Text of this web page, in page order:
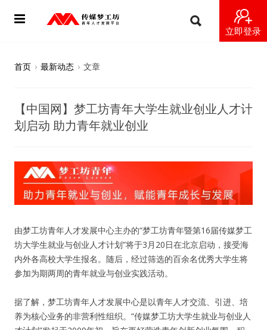
立即登录
导师
视频
梦工坊视频
纪录片1 梦想开始的地方
纪录片2 青年人不同活法
纪录片3 我们都是青年偶像
活动
首页 › 最新动态 › 文章
【中国网】梦工坊青年大学生就业创业人才计
划启动 助力青年就业创业
由梦工坊青年人才发展中心主办的“梦工坊青年暨第16届传媒梦工
坊大学生就业与创业人才计划”将于3月20日在北京启动，接受海
内外各高校大学生报名。随后，经过筛选的百余名优秀大学生将
参加为期两周的青年就业与创业实践活动。
据了解，梦工坊青年人才发展中心是以青年人才交流、引进、培
养为核心业务的非营利性组织。“传媒梦工坊大学生就业与创业人